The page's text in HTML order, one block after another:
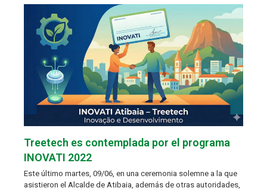
Treetech es contemplada por el programa
INOVATI 2022
Este último martes, 09/06, en una ceremonia solemne a la que
asistieron el Alcalde de Atibaia, además de otras autoridades,